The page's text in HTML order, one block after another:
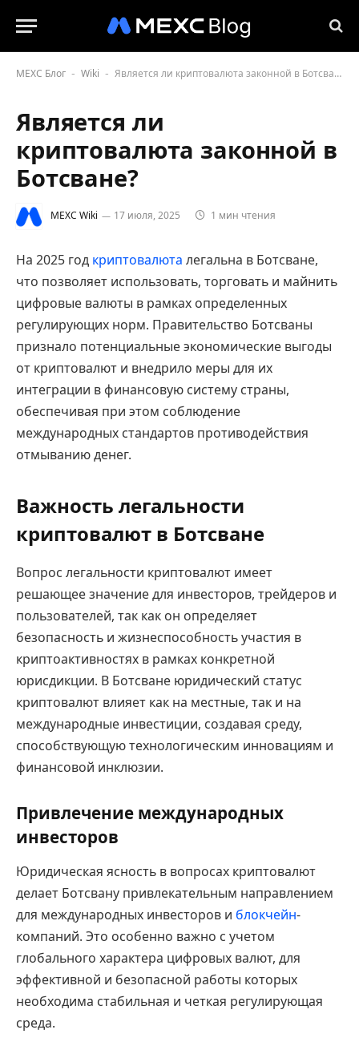
MEXC Блог - Wiki - Является ли криптовалюта законной в Ботсване?
Является ли
криптовалюта законной в
Ботсване?
MEXC Wiki 17 июля, 2025 1 мин чтения
На 2025 год криптовалюта легальна в Ботсване,
что позволяет использовать, торговать и майнить
цифровые валюты в рамках определенных
регулирующих норм. Правительство Ботсваны
признало потенциальные экономические выгоды
от криптовалют и внедрило меры для их
интеграции в финансовую систему страны,
обеспечивая при этом соблюдение
международных стандартов противодействия
отмыванию денег.
Важность легальности
криптовалют в Ботсване
Вопрос легальности криптовалют имеет
решающее значение для инвесторов, трейдеров и
пользователей, так как он определяет
безопасность и жизнеспособность участия в
криптоактивностях в рамках конкретной
юрисдикции. В Ботсване юридический статус
криптовалют влияет как на местные, так и на
международные инвестиции, создавая среду,
способствующую технологическим инновациям и
финансовой инклюзии.
Привлечение международных
инвесторов
Юридическая ясность в вопросах криптовалют
делает Ботсвану привлекательным направлением
для международных инвесторов и блокчейн-
компаний. Это особенно важно с учетом
глобального характера цифровых валют, для
эффективной и безопасной работы которых
необходима стабильная и четкая регулирующая
среда.